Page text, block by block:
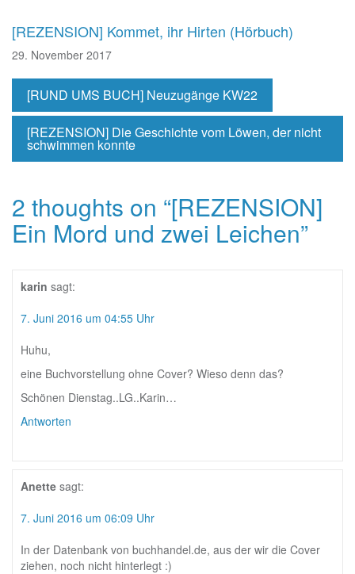
[REZENSION] Kommet, ihr Hirten (Hörbuch)
29. November 2017
[RUND UMS BUCH] Neuzugänge KW22
[REZENSION] Die Geschichte vom Löwen, der nicht
schwimmen konnte
2 thoughts on “[REZENSION]
Ein Mord und zwei Leichen”
karin sagt:
7. Juni 2016 um 04:55 Uhr
Huhu,
eine Buchvorstellung ohne Cover? Wieso denn das?
Schönen Dienstag..LG..Karin…
Antworten
Anette sagt:
7. Juni 2016 um 06:09 Uhr
In der Datenbank von buchhandel.de, aus der wir die Cover
ziehen, noch nicht hinterlegt :)